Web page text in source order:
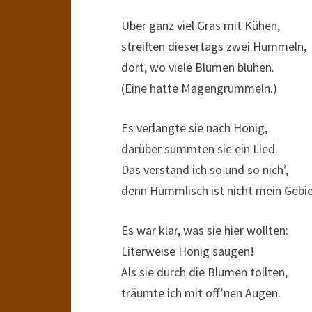
Über ganz viel Gras mit Kühen,
streiften diesertags zwei Hummeln,
dort, wo viele Blumen blühen.
(Eine hatte Magengrummeln.)
Es verlangte sie nach Honig,
darüber summten sie ein Lied.
Das verstand ich so und so nich’,
denn Hummlisch ist nicht mein
Es war klar, was sie hier wollten:
Literweise Honig saugen!
Als sie durch die Blumen tollten,
träumte ich mit off’nen Augen.